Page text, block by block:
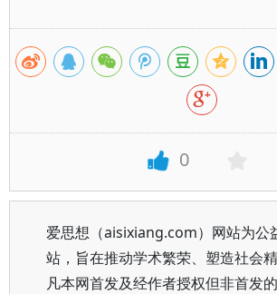
0
爱思想（aisixiang.com）网站为公
站，旨在推动学术繁荣、塑造社会精
凡本网首发及经作者授权但非首发